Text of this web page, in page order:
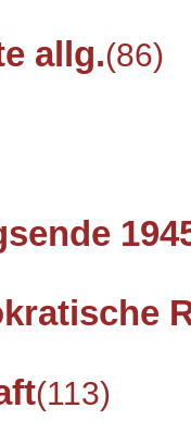
allg.(86)
(113)